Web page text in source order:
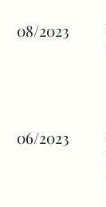
08/2023
06/2023